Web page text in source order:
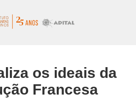
os ideais da
Francesa